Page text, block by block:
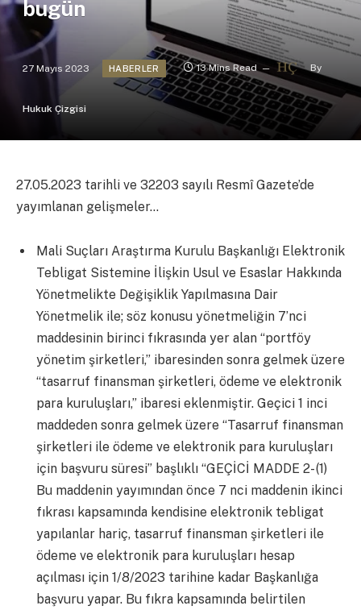
bugün
27 Mayıs 2023 HABERLER 13 Mins Read By
Hukuk Çizgisi
27.05.2023 tarihli ve 32203 sayılı Resmî Gazete’de
yayımlanan gelişmeler…
Mali Suçları Araştırma Kurulu Başkanlığı Elektronik
Tebligat Sistemine İlişkin Usul ve Esaslar Hakkında
Yönetmelikte Değişiklik Yapılmasına Dair
Yönetmelik ile; söz konusu yönetmeliğin 7’nci
maddesinin birinci fıkrasında yer alan “portföy
yönetim şirketleri,” ibaresinden sonra gelmek üzere
“tasarruf finansman şirketleri, ödeme ve elektronik
para kuruluşları,” ibaresi eklenmiştir. Geçici 1 inci
maddeden sonra gelmek üzere “Tasarruf finansman
şirketleri ile ödeme ve elektronik para kuruluşları
için başvuru süresi” başlıklı “GEÇİCİ MADDE 2- (1)
Bu maddenin yayımından önce 7 nci maddenin ikinci
fıkrası kapsamında kendisine elektronik tebligat
yapılanlar hariç, tasarruf finansman şirketleri ile
ödeme ve elektronik para kuruluşları hesap
açılması için 1/8/2023 tarihine kadar Başkanlığa
başvuru yapar. Bu fıkra kapsamında belirtilen